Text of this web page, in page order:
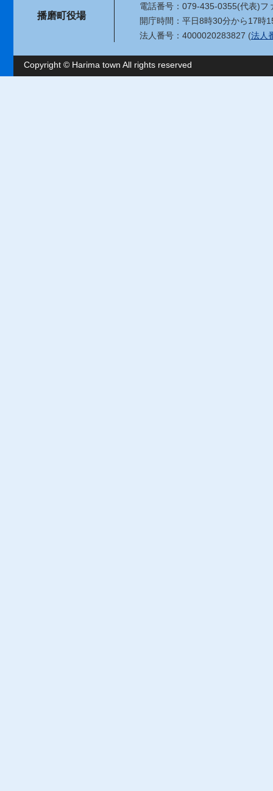
播磨町役場
電話番号：079-435-0355(代表)フ
開庁時間：平日8時30分から17時
法人番号：4000020283827 (法人
Copyright © Harima town All rights reserved